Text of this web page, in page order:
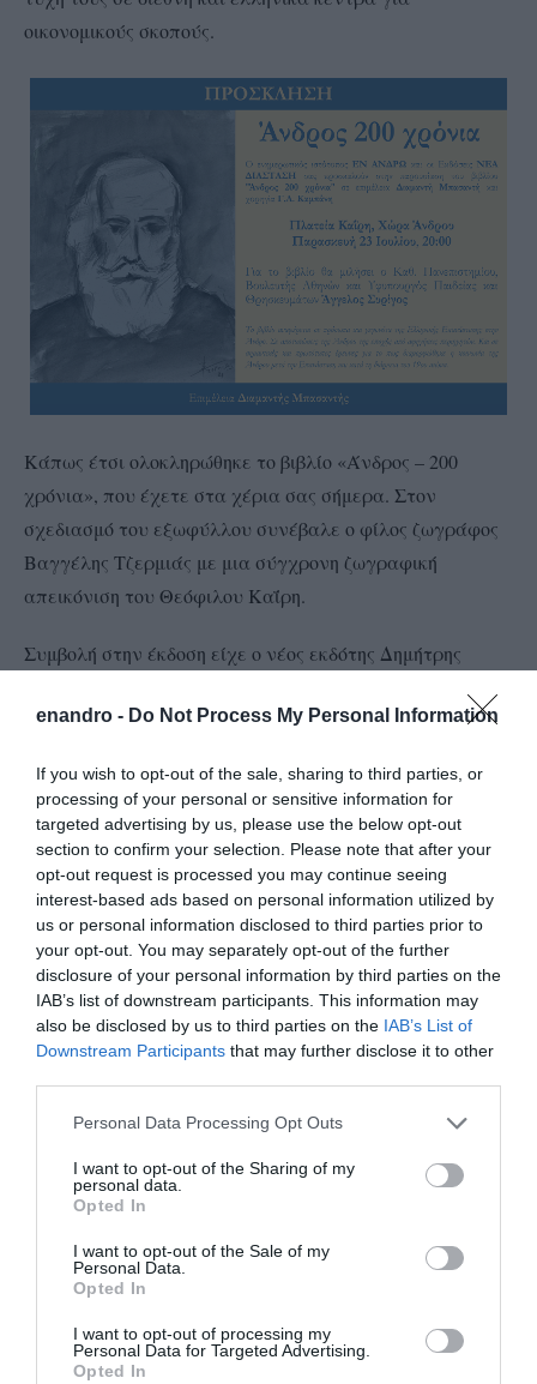
enandro - Do Not Process My Personal Information
If you wish to opt-out of the sale, sharing to third parties, or
processing of your personal or sensitive information for
targeted advertising by us, please use the below opt-out
section to confirm your selection. Please note that after your
opt-out request is processed you may continue seeing
interest-based ads based on personal information utilized by
us or personal information disclosed to third parties prior to
your opt-out. You may separately opt-out of the further
disclosure of your personal information by third parties on the
IAB’s list of downstream participants. This information may
also be disclosed by us to third parties on the IAB’s List of
Downstream Participants that may further disclose it to other
Please note that this website/app uses one or more Google
not limited to your visit or usage behaviour. You may click to
grant or deny consent to Google and its third-party tags to
use your data for below specified purposes in below Google
consent section.
Personal Data Processing Opt Outs
I want to opt-out of the Sharing of my
personal data.
Opted In
I want to opt-out of the Sale of my
Personal Data.
Opted In
I want to opt-out of processing my
Personal Data for Targeted Advertising.
Opted In
οικονομικούς σκοπούς.
Κάπως έτσι ολοκληρώθηκε το βιβλίο «Άνδρος – 200
χρόνια», που έχετε στα χέρια σας σήμερα. Στον
σχεδιασμό του εξωφύλλου συνέβαλε ο φίλος ζωγράφος
Βαγγέλης Τζερμιάς με μια σύγχρονη ζωγραφική
απεικόνιση του Θεόφιλου Καΐρη.
Συμβολή στην έκδοση είχε ο νέος εκδότης Δημήτρης
συνεργάστηκε ακούραστα σε όλες τις αλλαγές και
διαδρομή που ξεκίνησε πριν 9 μήνες.
Το Εν Άνδρω και ο διαχειριστής του έφτασαν αισίως
στο τέταρτο εκδοτικό εγχείρημα με αναφορά την
Άνδρο. Ξεκινήσαμε το 2012 και μέχρι σήμερα
προσθέσαμε τέσσερις ψηφίδες στη βιβλιογραφία και
δώσαμε μέσα από τα έργα αυτά το ιστορικό, το
κοινωνικο-οικονομικό και το πολιτιστικό περίγραμμα
Θυμίζουμε: 2012, α΄ έκδοση «Η Άνδρος μέσα στο
Χρόνο» (εκδ. Gutenberg). 2014, επίτομο αφιέρωμα
Το νησί της ναυτοσύνης
επίτομο αφιέρωμα «Η Μονή Παναχράντου στο
διάβα των αιώνων
Gutenberg). 2021 και «Άνδρος – 200 χρόνια» (εκδ.